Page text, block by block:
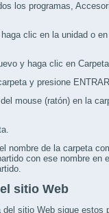
los programas,
clic en la unidad o
y haga clic en
y presione
mouse (ratón) en la
nombre de la carpeta
con ese nombre en
sitio Web
sitio Web sigue estos